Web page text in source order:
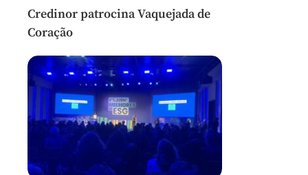
Credinor patrocina Vaquejada de
Coração